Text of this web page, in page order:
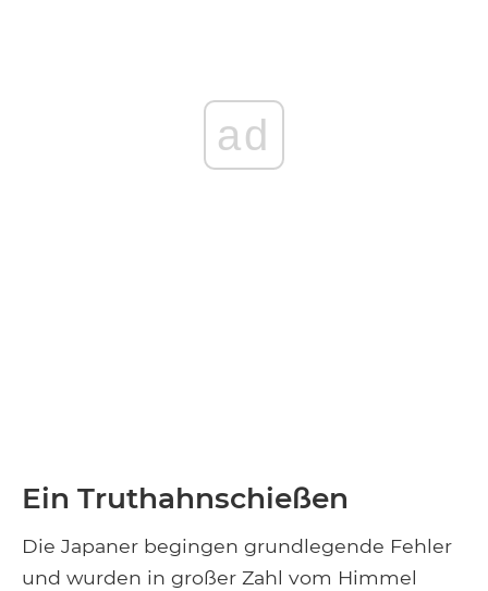
ad
Ein Truthahnschießen
Die Japaner begingen grundlegende Fehler
und wurden in großer Zahl vom Himmel